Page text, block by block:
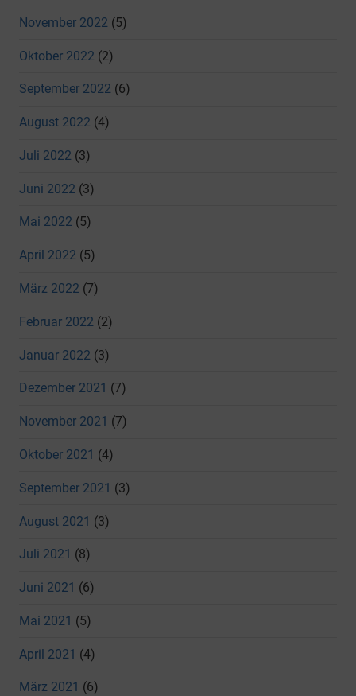
November 2022 (5)
Oktober 2022 (2)
September 2022 (6)
August 2022 (4)
Juli 2022 (3)
Juni 2022 (3)
Mai 2022 (5)
April 2022 (5)
März 2022 (7)
Februar 2022 (2)
Januar 2022 (3)
Dezember 2021 (7)
November 2021 (7)
Oktober 2021 (4)
September 2021 (3)
August 2021 (3)
Juli 2021 (8)
Juni 2021 (6)
Mai 2021 (5)
April 2021 (4)
März 2021 (6)